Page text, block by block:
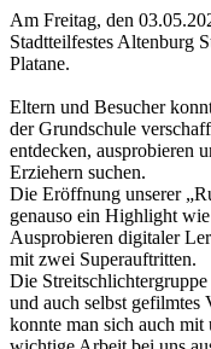
Am Freitag, den
Stadtteilfestes Altenburg
Platane.
Eltern und Besucher
der Grundschule
entdecken, ausprobieren
Erziehern suchen.
Die Eröffnung unserer
genauso ein Highlight
Ausprobieren digitaler
mit zwei Superauftritten.
Die
und auch selbst gefilmtes
konnte man sich auch mit